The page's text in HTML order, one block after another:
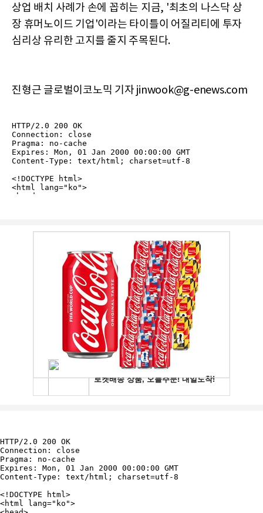
상업 배치 사례가 손에 꼽히는 지금, '최초의 나스닥 상
장 휴머노이드 기업'이라는 타이틀이 어질리티에 투자
심리상 유리한 고지를 줄지 주목된다.
진형근 글로벌이코노믹 기자 jinwook@g-enews.com